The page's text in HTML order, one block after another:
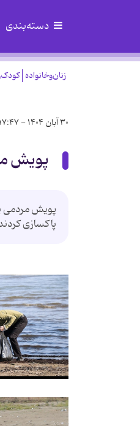
دسته‌بندی
زنان‌وخانواده
۳۰ آبان ۱۴۰۴ - ۱۷:۴۷
پویش
پویش مردمی
پاکسازی